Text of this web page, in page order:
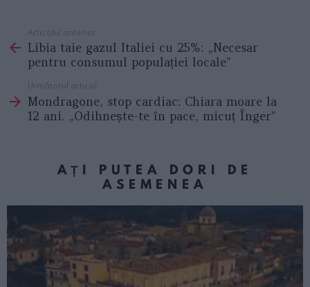
more
Articolul anterior
Libia taie gazul Italiei cu 25%: „Necesar
pentru consumul populației locale”
Următorul articol
Mondragone, stop cardiac: Chiara moare la
12 ani. „Odihnește-te în pace, micuț Înger”
AȚI PUTEA DORI DE
ASEMENEA